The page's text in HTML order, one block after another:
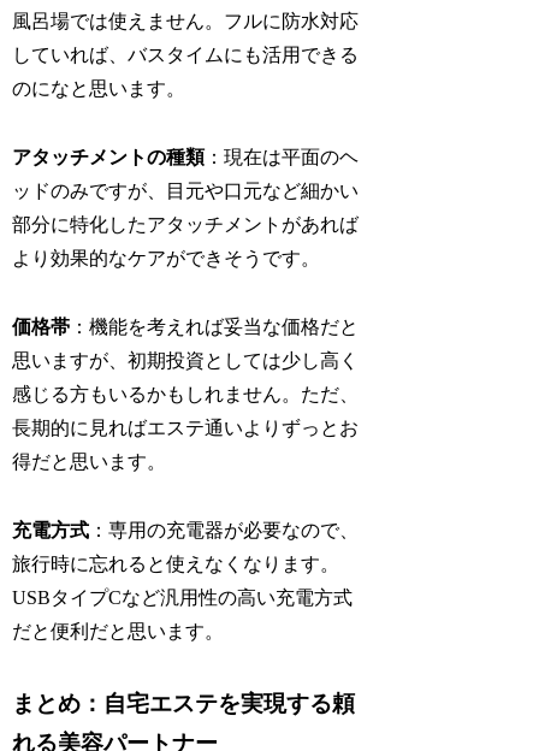
風呂場では使えません。フルに防水対応
していれば、バスタイムにも活用できる
のになと思います。
アタッチメントの種類：現在は平面のヘ
ッドのみですが、目元や口元など細かい
部分に特化したアタッチメントがあれば
より効果的なケアができそうです。
価格帯 ：機能を考えれば妥当な価格だと
思いますが、初期投資としては少し高く
感じる方もいるかもしれません。ただ、
長期的に見ればエステ通いよりずっとお
得だと思います。
充電方式 ：専用の充電器が必要なので、
旅行時に忘れると使えなくなります。
USBタイプCなど汎用性の高い充電方式
だと便利だと思います。
まとめ：自宅エステを実現する頼
れる美容パートナー